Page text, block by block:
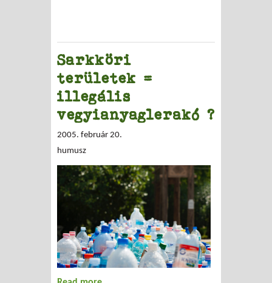
Sarkköri
területek =
illegális
vegyianyaglerakó ?
2005. február 20.
humusz